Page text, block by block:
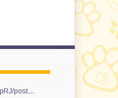
post…